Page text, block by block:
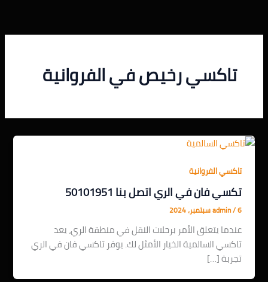
المحتوى
تاكسي رخيص في الفروانية
تاكسي الفروانية
تكسي فان في الري اتصل بنا 50101951
admin/6 سبتمبر، 2024
عندما يتعلق الأمر برحلات النقل في منطقة الري، يعد
تاكسي السالمية الخيار الأمثل لك. يوفر تاكسي فان في الري
تجربة […]